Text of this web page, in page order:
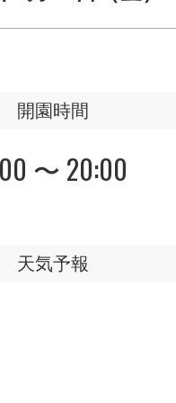
開園時間
〜 20:00
天気予報